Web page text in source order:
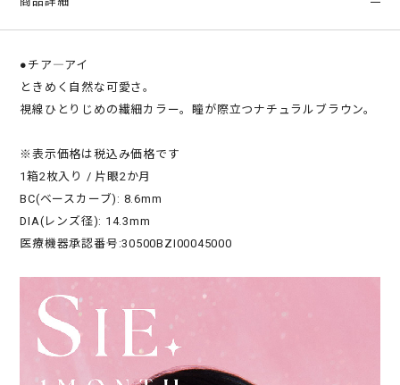
●チア―アイ
ときめく自然な可愛さ。
視線ひとりじめの繊細カラー。瞳が際立つナチュラルブラウン。
※表示価格は税込み価格です
1箱2枚入り / 片眼2か月
BC(ベースカーブ): 8.6mm
DIA(レンズ径): 14.3mm
医療機器承認番号:30500BZI00045000